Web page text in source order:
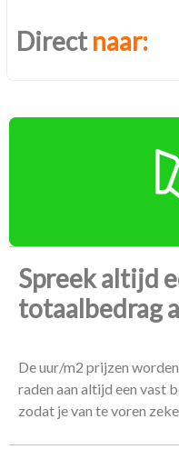
Directnaar:
Spreek altijd
totaalbedrag
De uur/m2 prijzen
raden aan altijd een vast
zodat je van te voren